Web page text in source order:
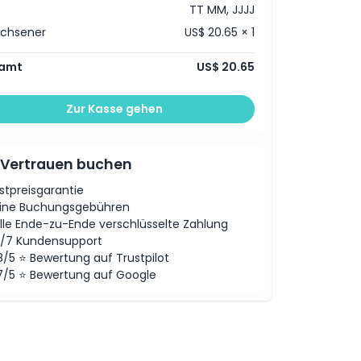
TT MM, JJJJ
US$ 20.65 × 1
US$ 20.65
Zur Kasse gehen
buchen
Buchungsgebühren
Ende-zu-Ende verschlüsselte Zahlung
7 Kundensupport
5 ⭐ Bewertung auf Trustpilot
5 ⭐ Bewertung auf Google